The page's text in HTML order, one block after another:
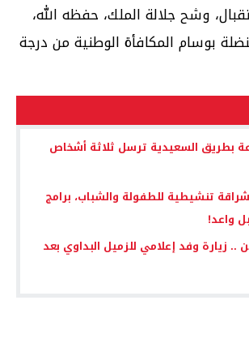
وشح جلالة الملك، حفظه الله،
بوسام المكافأة الوطنية من درجة
بطريق السعيدية ترسل ثلاثة أشخاص
تنشيطية للطفولة والشباب، برامج
واعد!
.. زيارة وفد إعلامي للزميل البداوي بعد